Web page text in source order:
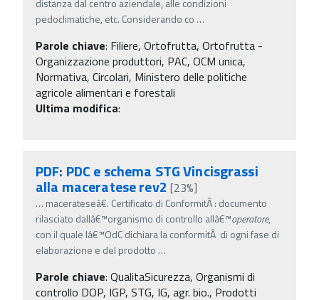
distanza dal centro aziendale, alle condizioni
pedoclimatiche, etc. Considerando co …
Parole chiave: Filiere, Ortofrutta, Ortofrutta -
Organizzazione produttori, PAC, OCM unica,
Normativa, Circolari, Ministero delle politiche
agricole alimentari e forestali
Ultima modifica:
PDF: PDC e schema STG Vincisgrassi
alla maceratese rev2 [23%]
… macerateseâ€. Certificato di ConformitÃ : documento
rilasciato dallâ€™organismo di controllo allâ€™operatore,
con il quale lâ€™OdC dichiara la conformitÃ di ogni fase di
elaborazione e del prodotto …
Parole chiave: QualitaSicurezza, Organismi di
controllo DOP, IGP, STG, IG, agr. bio., Prodotti